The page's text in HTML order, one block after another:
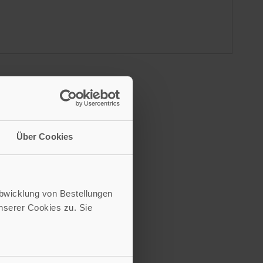
Über Cookies
von Bestellungen
Cookies zu. Sie